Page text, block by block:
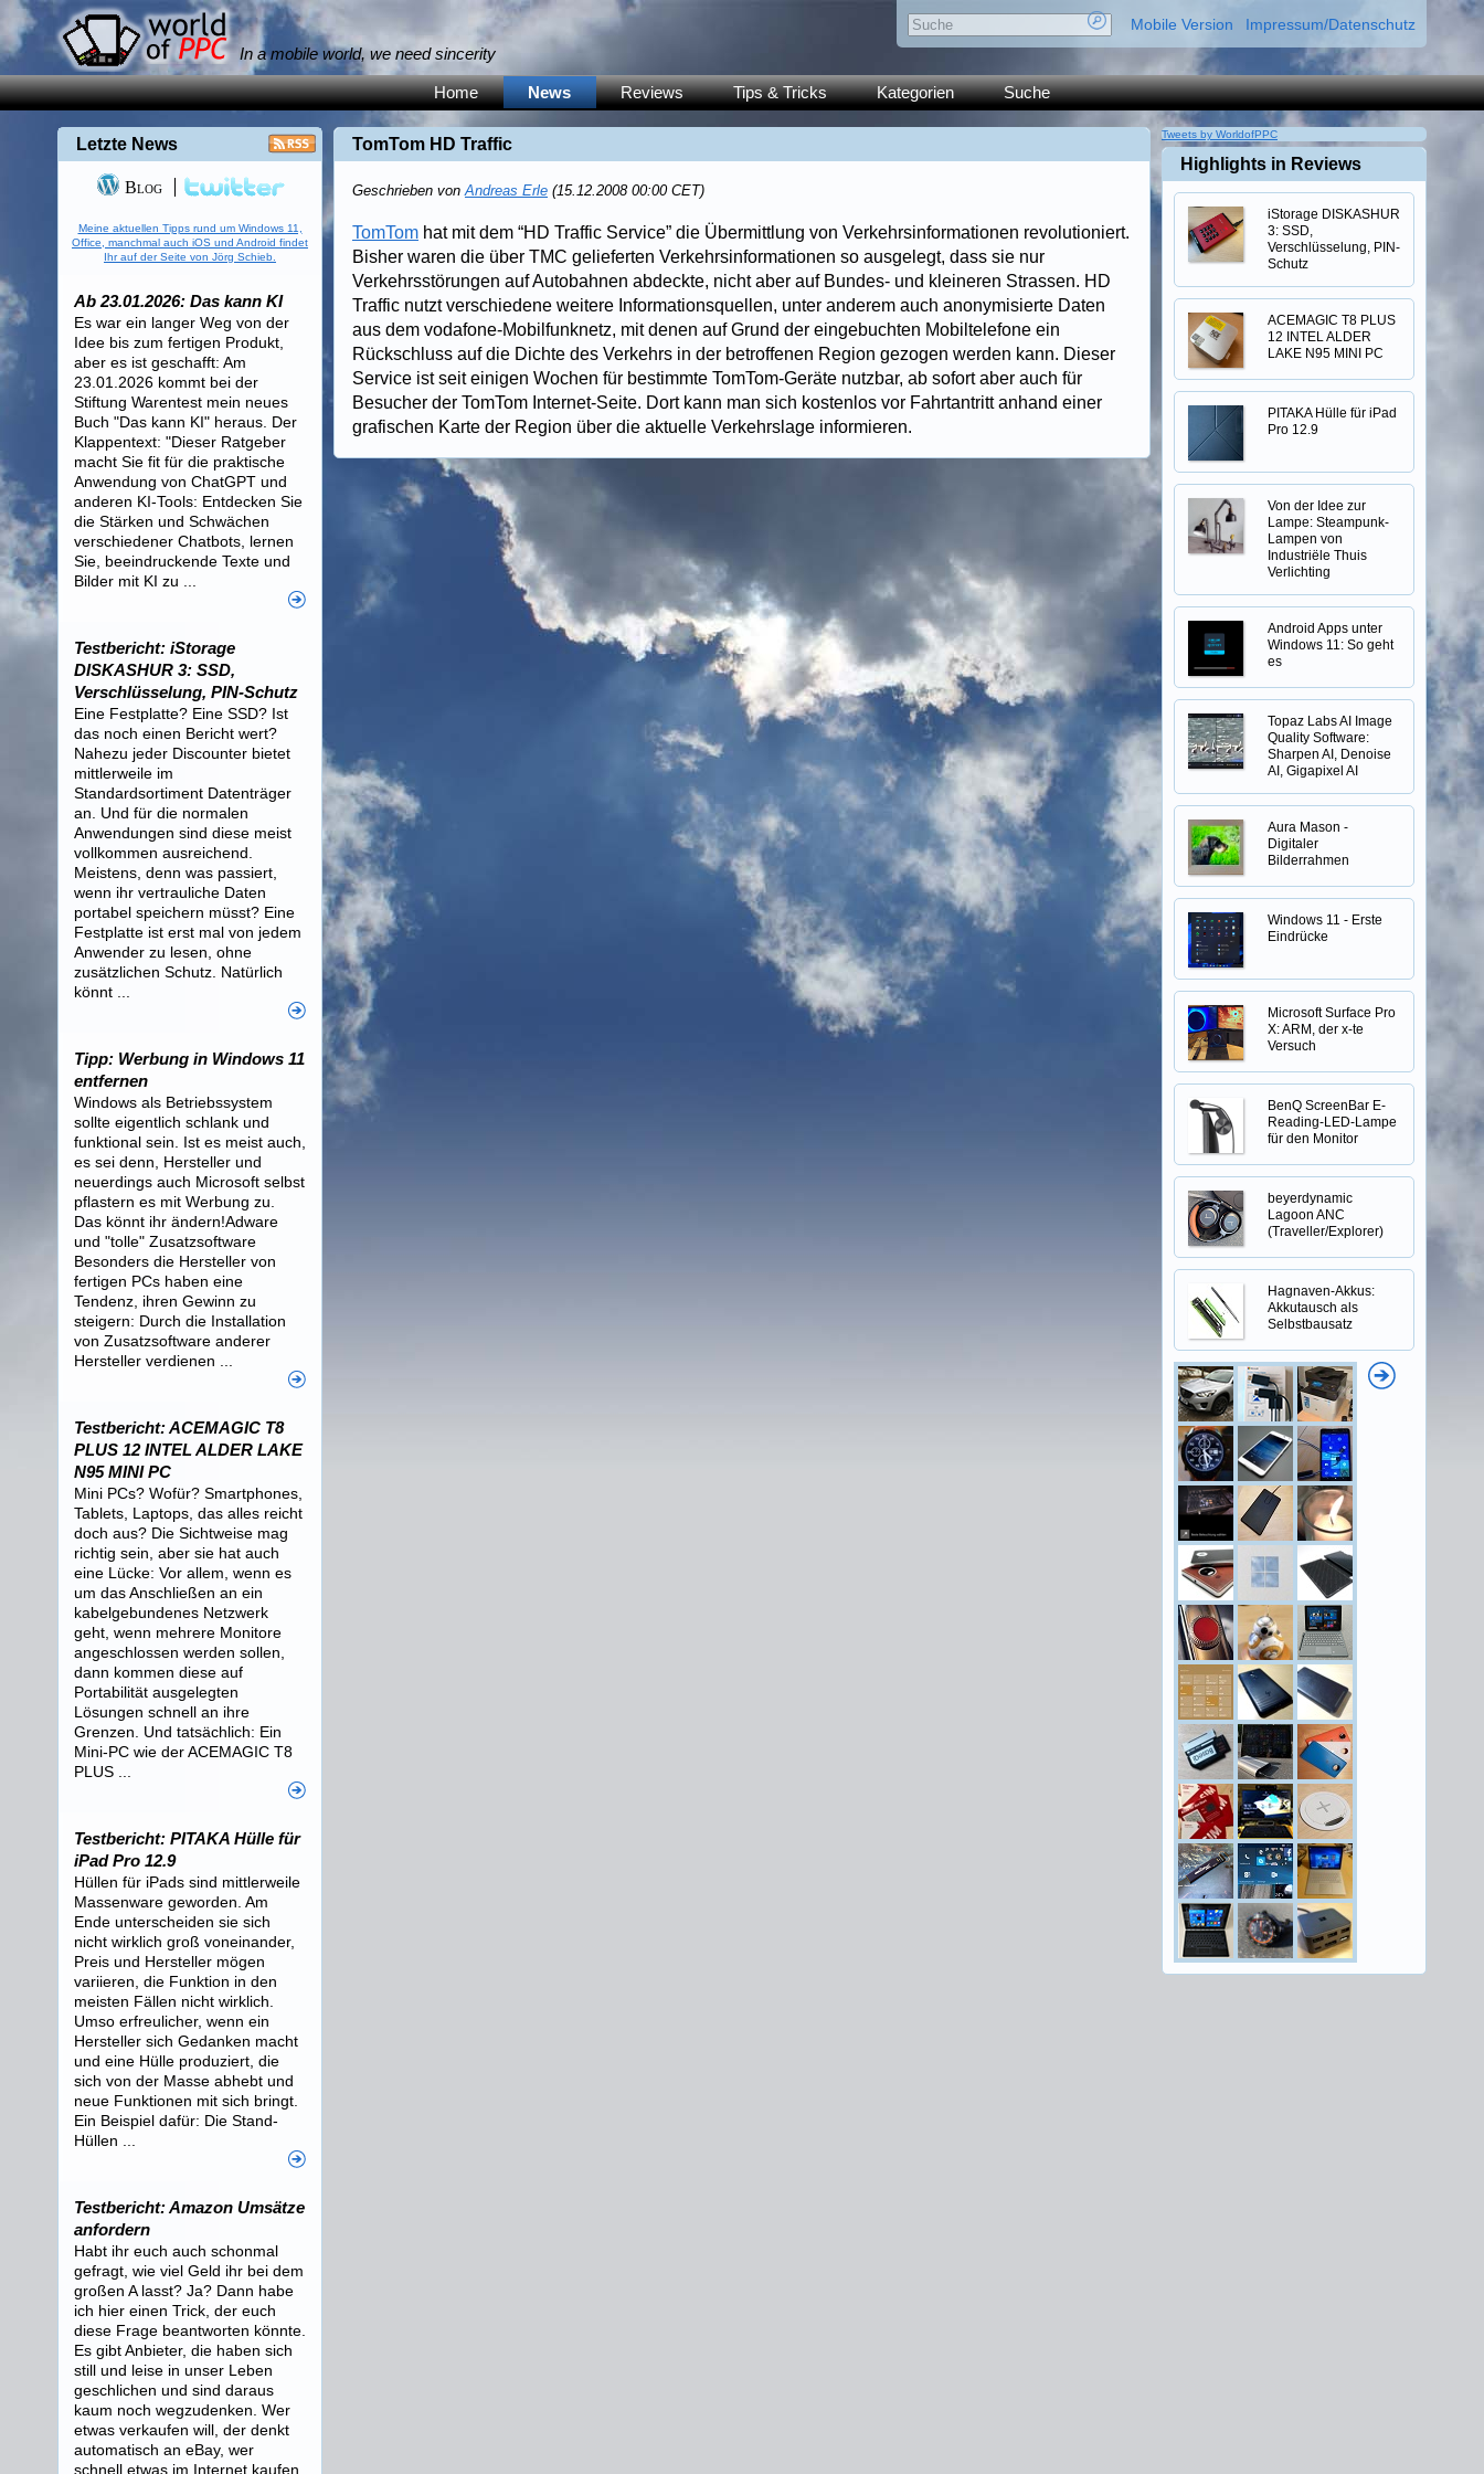
In a mobile world, we need sincerity
Mobile Version Impressum/Datenschutz
Home News Reviews Tips & Tricks Kategorien Suche
TomTom HD Traffic
Geschrieben vonAndreas Erle (15.12.2008 00:00 CET)
TomTom hat mit dem “HD Traffic Service” die Übermittlung von Verkehrsinformationen revolutioniert.
Bisher waren die über TMC gelieferten Verkehrsinformationen so ausgelegt, dass sie nur
Verkehrsstörungen auf Autobahnen abdeckte, nicht aber auf Bundes- und kleineren Strassen. HD
Traffic nutzt verschiedene weitere Informationsquellen, unter anderem auch anonymisierte Daten
aus dem vodafone-Mobilfunknetz, mit denen auf Grund der eingebuchten Mobiltelefone ein
Rückschluss auf die Dichte des Verkehrs in der betroffenen Region gezogen werden kann. Dieser
Service ist seit einigen Wochen für bestimmte TomTom-Geräte nutzbar, ab sofort aber auch für
Besucher der TomTom Internet-Seite. Dort kann man sich kostenlos vor Fahrtantritt anhand einer
grafischen Karte der Region über die aktuelle Verkehrslage informieren.
Letzte News
Blog
Meine aktuellen Tipps rund um Windows 11,
Office, manchmal auch iOS und Android findet
Ihr auf der Seite von Jörg Schieb.
Ab 23.01.2026: Das kann KI
Es war ein langer Weg von der
Idee bis zum fertigen Produkt,
aber es ist geschafft: Am
23.01.2026 kommt bei der
Stiftung Warentest mein neues
Buch "Das kann KI" heraus. Der
Klappentext: "Dieser Ratgeber
macht Sie fit für die praktische
Anwendung von ChatGPT und
anderen KI-Tools: Entdecken Sie
die Stärken und Schwächen
verschiedener Chatbots, lernen
Sie, beeindruckende Texte und
Bilder mit KI zu ...
Testbericht: iStorage
DISKASHUR 3: SSD,
Verschlüsselung, PIN-Schutz
Eine Festplatte? Eine SSD? Ist
das noch einen Bericht wert?
Nahezu jeder Discounter bietet
mittlerweile im
Standardsortiment Datenträger
an. Und für die normalen
Anwendungen sind diese meist
vollkommen ausreichend.
Meistens, denn was passiert,
wenn ihr vertrauliche Daten
portabel speichern müsst? Eine
Festplatte ist erst mal von jedem
Anwender zu lesen, ohne
zusätzlichen Schutz. Natürlich
könnt ...
Tipp: Werbung in Windows 11
entfernen
Windows als Betriebssystem
sollte eigentlich schlank und
funktional sein. Ist es meist auch,
es sei denn, Hersteller und
neuerdings auch Microsoft selbst
pflastern es mit Werbung zu.
Das könnt ihr ändern!Adware
und "tolle" Zusatzsoftware
Besonders die Hersteller von
fertigen PCs haben eine
Tendenz, ihren Gewinn zu
steigern: Durch die Installation
von Zusatzsoftware anderer
Hersteller verdienen ...
Testbericht: ACEMAGIC T8
PLUS 12 INTEL ALDER LAKE
N95 MINI PC
Mini PCs? Wofür? Smartphones,
Tablets, Laptops, das alles reicht
doch aus? Die Sichtweise mag
richtig sein, aber sie hat auch
eine Lücke: Vor allem, wenn es
um das Anschließen an ein
kabelgebundenes Netzwerk
geht, wenn mehrere Monitore
angeschlossen werden sollen,
dann kommen diese auf
Portabilität ausgelegten
Lösungen schnell an ihre
Grenzen. Und tatsächlich: Ein
Mini-PC wie der ACEMAGIC T8
PLUS ...
Testbericht: PITAKA Hülle für
iPad Pro 12.9
Hüllen für iPads sind mittlerweile
Massenware geworden. Am
Ende unterscheiden sie sich
nicht wirklich groß voneinander,
Preis und Hersteller mögen
variieren, die Funktion in den
meisten Fällen nicht wirklich.
Umso erfreulicher, wenn ein
Hersteller sich Gedanken macht
und eine Hülle produziert, die
sich von der Masse abhebt und
neue Funktionen mit sich bringt.
Ein Beispiel dafür: Die Stand-
Hüllen ...
Testbericht: Amazon Umsätze
anfordern
Habt ihr euch auch schonmal
gefragt, wie viel Geld ihr bei dem
großen A lasst? Ja? Dann habe
ich hier einen Trick, der euch
diese Frage beantworten könnte.
Es gibt Anbieter, die haben sich
still und leise in unser Leben
geschlichen und sind daraus
kaum noch wegzudenken. Wer
etwas verkaufen will, der denkt
automatisch an eBay, wer
schnell etwas im Internet kaufen
Tweets by WorldofPPC
Highlights in Reviews
iStorage DISKASHUR
3: SSD,
Verschlüsselung, PIN-
Schutz
ACEMAGIC T8 PLUS
12 INTEL ALDER
LAKE N95 MINI PC
PITAKA Hülle für iPad
Pro 12.9
Von der Idee zur
Lampe: Steampunk-
Lampen von
Industriële Thuis
Verlichting
Android Apps unter
Windows 11: So geht
es
Topaz Labs AI Image
Quality Software:
Sharpen AI, Denoise
AI, Gigapixel AI
Aura Mason -
Digitaler
Bilderrahmen
Windows 11 - Erste
Eindrücke
Microsoft Surface Pro
X: ARM, der x-te
Versuch
BenQ ScreenBar E-
Reading-LED-Lampe
für den Monitor
beyerdynamic
Lagoon ANC
(Traveller/Explorer)
Hagnaven-Akkus:
Akkutausch als
Selbstbausatz